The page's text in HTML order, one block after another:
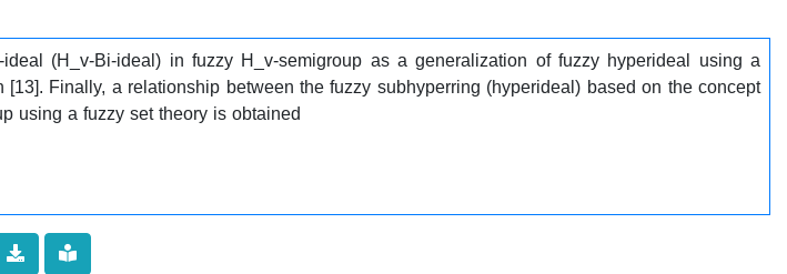
(H_v-Bi-ideal) in fuzzy H_v-semigroup as a generalization of fuzzy hyperideal using a
Finally, a relationship between the fuzzy subhyperring (hyperideal) based on the concept
using a fuzzy set theory is obtained